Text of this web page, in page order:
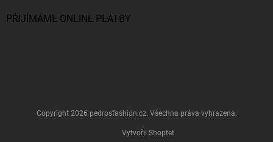
PŘIJÍMÁME ONLINE PLATBY
Vytvořil Shoptet
Copyright 2026 pedrosfashion.cz. Všechna práva vyhrazena.